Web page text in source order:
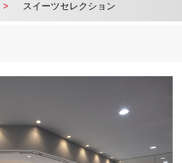
スイーツセレクション